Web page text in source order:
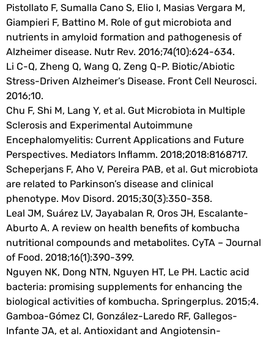
Pistollato F, Sumalla Cano S, Elio I, Masias Vergara M,
Giampieri F, Battino M. Role of gut microbiota and
nutrients in amyloid formation and pathogenesis of
Alzheimer disease. Nutr Rev. 2016;74(10):624-634.
Li C-Q, Zheng Q, Wang Q, Zeng Q-P. Biotic/Abiotic
Stress-Driven Alzheimer’s Disease. Front Cell Neurosci.
2016;10.
Chu F, Shi M, Lang Y, et al. Gut Microbiota in Multiple
Sclerosis and Experimental Autoimmune
Encephalomyelitis: Current Applications and Future
Perspectives. Mediators Inflamm. 2018;2018:8168717.
Scheperjans F, Aho V, Pereira PAB, et al. Gut microbiota
are related to Parkinson’s disease and clinical
phenotype. Mov Disord. 2015;30(3):350-358.
Leal JM, Suárez LV, Jayabalan R, Oros JH, Escalante-
Aburto A. A review on health benefits of kombucha
nutritional compounds and metabolites. CyTA – Journal
of Food. 2018;16(1):390-399.
Nguyen NK, Dong NTN, Nguyen HT, Le PH. Lactic acid
bacteria: promising supplements for enhancing the
biological activities of kombucha. Springerplus. 2015;4.
Gamboa-Gómez CI, González-Laredo RF, Gallegos-
Infante JA, et al. Antioxidant and Angiotensin-